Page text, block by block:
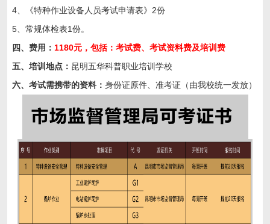
4、《特种作业设备人员考试申请表》2份
5、常规体检表1份。
四、费用： 1180元 ，包括：考试费、考试资料费及培训费
五、培训地点： 昆明五华科普职业培训学校
六、考试需携带的资料：身份证原件、准考证（由我校统一发放）